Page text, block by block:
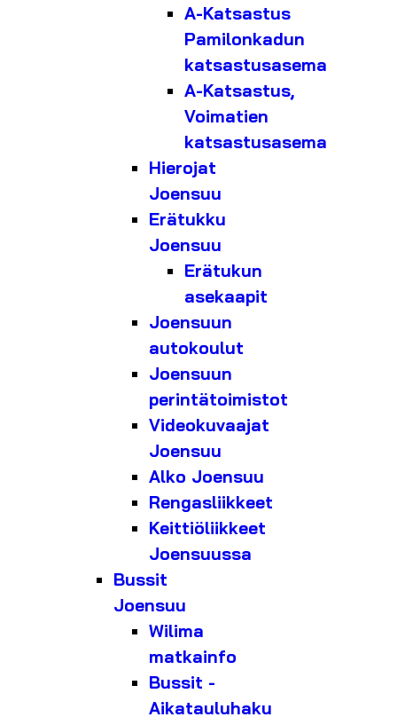
A-Katsastus
Pamilonkadun
katsastusasema
A-Katsastus,
Voimatien
katsastusasema
Hierojat
Joensuu
Erätukku
Joensuu
Erätukun
asekaapit
Joensuun
autokoulut
Joensuun
perintätoimistot
Videokuvaajat
Joensuu
Alko Joensuu
Rengasliikkeet
Keittiöliikkeet
Joensuussa
Bussit
Joensuu
Wilima
matkainfo
Bussit -
Aikatauluhaku